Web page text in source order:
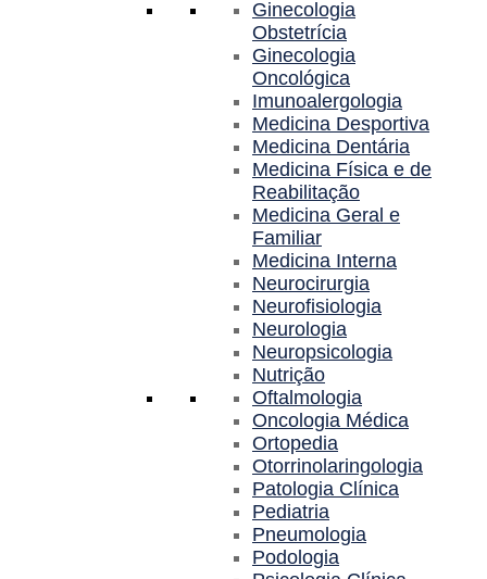
Ginecologia
Obstetrícia
Ginecologia
Oncológica
Imunoalergologia
Medicina Desportiva
Medicina Dentária
Medicina Física e de
Reabilitação
Medicina Geral e
Familiar
Medicina Interna
Neurocirurgia
Neurofisiologia
Neurologia
Neuropsicologia
Nutrição
Oftalmologia
Oncologia Médica
Ortopedia
Otorrinolaringologia
Patologia Clínica
Pediatria
Pneumologia
Podologia